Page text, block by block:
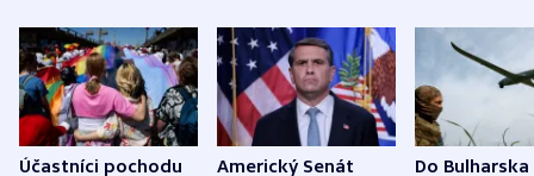
Účastníci pochodu
Americký Senát
Do Bulharska